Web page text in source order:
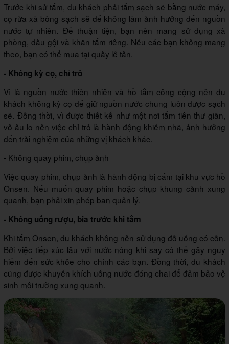
Trước khi sử tắm, du khách phải tắm sạch sẽ bằng nước máy,
cọ rửa xà bông sạch sẽ để không làm ảnh hưởng đến nguồn
nước tự nhiên. Để thuận tiện, bạn nên mang sử dụng xà
phòng, dầu gội và khăn tắm riêng. Nếu các bạn không mang
theo, bạn có thể mua tại quầy lễ tân.
- Không kỳ cọ, chỉ trỏ
Vì là nguồn nước thiên nhiên và hồ tắm công cộng nên du
khách không kỳ cọ để giữ nguồn nước chung luôn được sạch
sẽ. Đồng thời, vì được thiết kế như một nơi tắm tiên thư giãn,
vô âu lo nên việc chỉ trỏ là hành động khiếm nhã, ảnh hưởng
đến trải nghiệm của những vị khách khác.
- Không quay phim, chụp ảnh
Việc quay phim, chụp ảnh là hành động bị cấm tại khu vực hồ
Onsen. Nếu muốn quay phim hoặc chụp khung cảnh xung
quanh, bạn phải xin phép ban quản lý.
- Không uống rượu, bia trước khi tắm
Khi tắm Onsen, du khách không nên sử dụng đồ uống có cồn.
Bởi việc tiếp xúc lâu với nước nóng khi say có thể gây nguy
hiểm đến sức khỏe cho chính các bạn. Đồng thời, du khách
cũng được khuyến khích uống nước đóng chai để đảm bảo vệ
sinh môi trường xung quanh.